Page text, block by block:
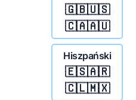
🇬🇧🇺🇸
🇨🇦🇦🇺
Hiszpański
🇪🇸🇦🇷
🇨🇱🇲🇽